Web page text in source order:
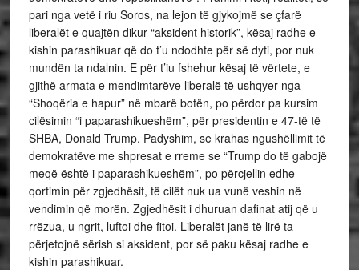
pari nga vetë i riu Soros, na lejon të gjykojmë se çfarë
liberalët e quajtën dikur “aksident historik”, kësaj radhe e
kishin parashikuar që do t’u ndodhte për së dyti, por nuk
mundën ta ndalnin. E për t’iu fshehur kësaj të vërtete, e
gjithë armata e mendimtarëve liberalë të ushqyer nga
“Shoqëria e hapur” në mbarë botën, po përdor pa kursim
cilësimin “i paparashikueshëm”, për presidentin e 47-të të
SHBA, Donald Trump. Padyshim, se krahas ngushëllimit të
demokratëve me shpresat e rreme se “Trump do të gabojë
meqë është i paparashikueshëm”, po përcjellin edhe
qortimin për zgjedhësit, të cilët nuk ua vunë veshin në
vendimin që morën. Zgjedhësit i dhuruan dafinat atij që u
rrëzua, u ngrit, luftoi dhe fitoi. Liberalët janë të lirë ta
përjetojnë sërish si aksident, por së paku kësaj radhe e
kishin parashikuar.